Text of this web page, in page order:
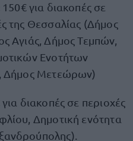
150€ για διακοπές σε
της Θεσσαλίας (Δήμος
Αγιάς, Δήμος Τεμπών,
Ενοτήτων
Δήμος Μετεώρων)
διακοπές σε περιοχές
Δημοτική ενότητα